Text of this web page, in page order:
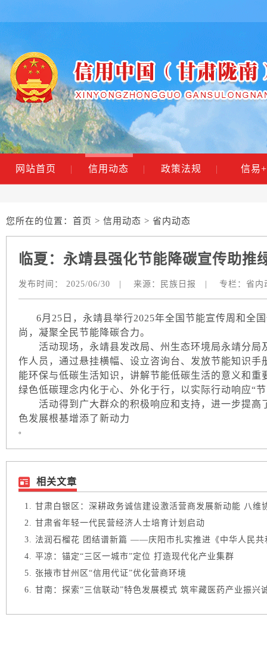
网站首页 | 信用动态 | 政策法规 | 信易+
您所在的位置： 首页 > 信用动态 > 省内动态
临夏：永靖县强化节能降碳宣传助推
发布时间： 2025/06/30 来源： 民族日报 专栏： 省内
6月25日，永靖县举行2025年全国节能宣传周和全
尚，凝聚全民节能降碳合力。
活动现场，永靖县发改局、州生态环境局永靖分局
作人员，通过悬挂横幅、设立咨询台、发放节能知识
能环保与低碳生活知识，讲解节能低碳生活的意义和
绿色低碳理念内化于心、外化于行，以实际行动响应“
活动得到广大群众的积极响应和支持，进一步提高
色发展根基增添了新动力
。
相关文章
甘肃白银区：深耕政务诚信建设激活营商发展新动能 八维
甘肃省年轻一代民营经济人士培育计划启动
法润石榴花 团结谱新篇 ——庆阳市扎实推进《中华人民共
平凉：锚定“三区一城市”定位 打造现代化产业集群
张掖市甘州区“信用代证”优化营商环境
甘南：探索“三信联动”特色发展模式 筑牢藏医药产业振兴